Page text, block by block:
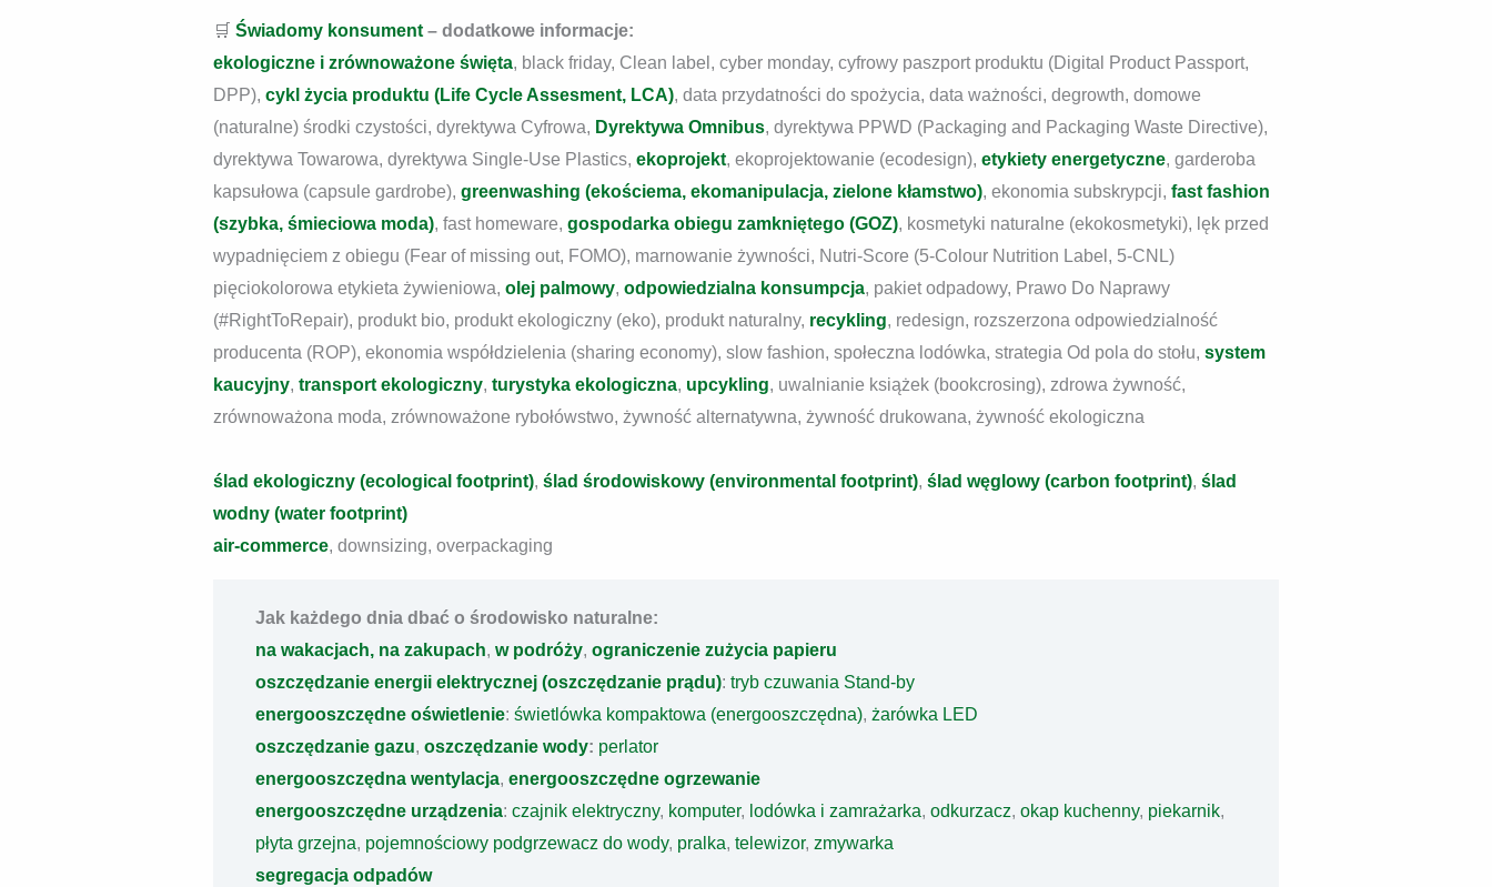
🛒 Świadomy konsument – dodatkowe informacje:
ekologiczne i zrównoważone święta, black friday, Clean label, cyber monday, cyfrowy paszport produktu (Digital Product Passport,
DPP), cykl życia produktu (Life Cycle Assesment, LCA), data przydatności do spożycia, data ważności, degrowth, domowe
(naturalne) środki czystości, dyrektywa Cyfrowa, Dyrektywa Omnibus, dyrektywa PPWD (Packaging and Packaging Waste Directive),
dyrektywa Towarowa, dyrektywa Single-Use Plastics, ekoprojekt, ekoprojektowanie (ecodesign), etykiety energetyczne, garderoba
kapsułowa (capsule gardrobe), greenwashing (ekościema, ekomanipulacja, zielone kłamstwo), ekonomia subskrypcji, fast fashion
(szybka, śmieciowa moda), fast homeware, gospodarka obiegu zamkniętego (GOZ), kosmetyki naturalne (ekokosmetyki), lęk przed
wypadnięciem z obiegu (Fear of missing out, FOMO), marnowanie żywności, Nutri-Score (5-Colour Nutrition Label, 5-CNL)
pięciokolorowa etykieta żywieniowa, olej palmowy, odpowiedzialna konsumpcja, pakiet odpadowy, Prawo Do Naprawy
(#RightToRepair), produkt bio, produkt ekologiczny (eko), produkt naturalny, recykling, redesign, rozszerzona odpowiedzialność
producenta (ROP), ekonomia współdzielenia (sharing economy), slow fashion, społeczna lodówka, strategia Od pola do stołu, system
kaucyjny, transport ekologiczny, turystyka ekologiczna, upcykling, uwalnianie książek (bookcrosing), zdrowa żywność,
zrównoważona moda, zrównoważone rybołówstwo, żywność alternatywna, żywność drukowana, żywność ekologiczna
ślad ekologiczny (ecological footprint), ślad środowiskowy (environmental footprint), ślad węglowy (carbon footprint), ślad
wodny (water footprint)
air-commerce, downsizing, overpackaging
Jak każdego dnia dbać o środowisko naturalne:
na wakacjach, na zakupach, w podróży, ograniczenie zużycia papieru
oszczędzanie energii elektrycznej (oszczędzanie prądu): tryb czuwania Stand-by
energooszczędne oświetlenie: świetlówka kompaktowa (energooszczędna), żarówka LED
oszczędzanie gazu, oszczędzanie wody: perlator
energooszczędna wentylacja, energooszczędne ogrzewanie
energooszczędne urządzenia: czajnik elektryczny, komputer, lodówka i zamrażarka, odkurzacz, okap kuchenny, piekarnik,
płyta grzejna, pojemnościowy podgrzewacz do wody, pralka, telewizor, zmywarka
segregacja odpadów